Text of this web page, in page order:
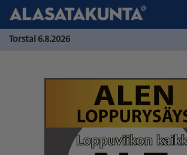
Torstai 6.8.2026